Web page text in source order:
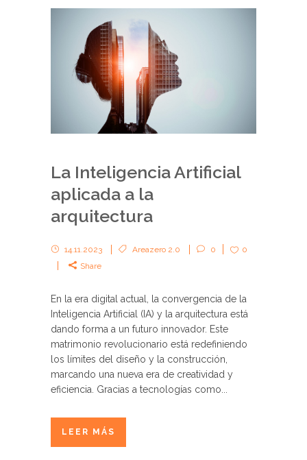
La Inteligencia Artificial
aplicada a la
arquitectura
14.11.2023 Areazero 2.0 0
0
Share
En la era digital actual, la convergencia de la
Inteligencia Artificial (IA) y la arquitectura está
dando forma a un futuro innovador. Este
matrimonio revolucionario está redefiniendo
los límites del diseño y la construcción,
marcando una nueva era de creatividad y
eficiencia. Gracias a tecnologías como...
LEER MÁS